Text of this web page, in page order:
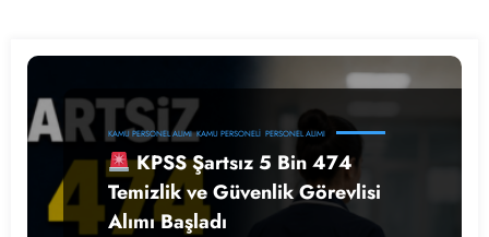
KAMU PERSONEL ALIMI KAMU PERSONELI PERSONEL ALIMI
KPSS Şartsız 5 Bin 474
Temizlik ve Güvenlik Görevlisi
Alımı Başladı